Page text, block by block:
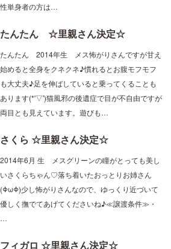
性単身者の方は…
たんたん ☆里親さん決定☆
たんたん 2014年生 メス怖がりさんですが甘え
始めると全身をクネクネ♪慣れるとお腹モフモフ
も大丈夫♪足を伸ばしていると乗ってくることも
あります(*'▽')猫風邪の後遺症で目が不自由ですが
両目とも見えています。遊びも…
さくら ☆里親さん決定☆
2014年6月 生 メスグリーンの瞳がとっても美し
いさくらちゃん♡落ち着いたおっとりお姉さん
(ΦωΦ)少し怖がりさんなので、ゆっくり近づいて
優しく撫でてあげてくださいね♪≪譲渡条件≫・
フィガロ ☆里親さん決定☆